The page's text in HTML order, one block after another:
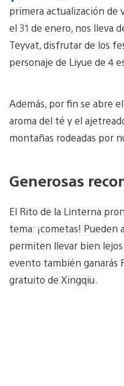
primera actualización de
el 31 de enero, nos lleva
Teyvat, disfrutar de los
personaje de Liyue de 4
Además, por fin se abre
aroma del té y el
montañas rodeadas por
Generosas
El Rito de la Linterna
tema: ¡cometas!
permiten llevar bien
evento también ganarás
gratuito de Xingqiu.